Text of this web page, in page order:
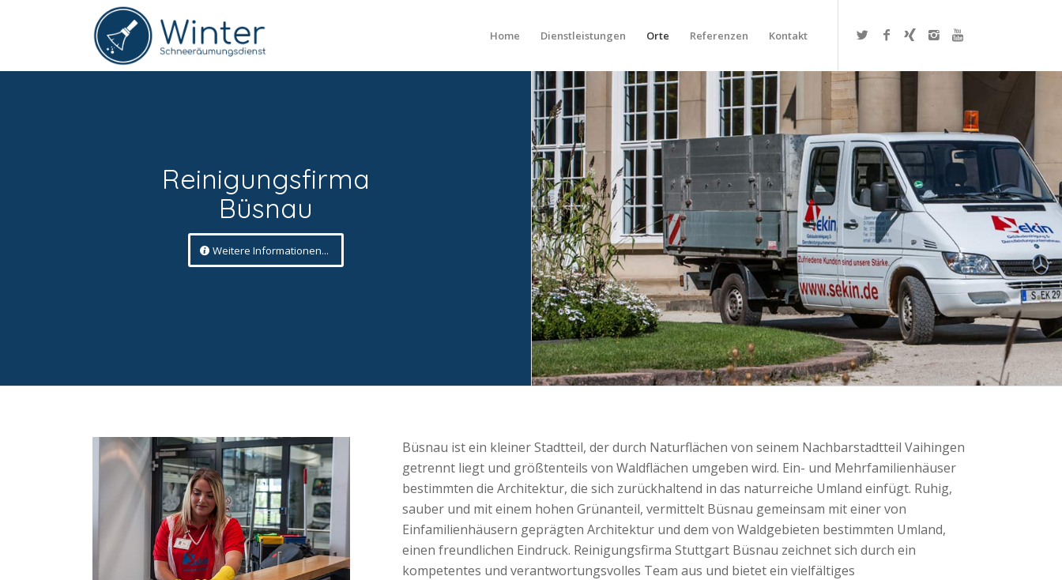
Home Dienstleistungen Orte Referenzen Kontakt
Reinigungsfirma
Büsnau
Weitere Informationen...
Büsnau ist ein kleiner Stadtteil, der durch Naturflächen von seinem Nachbarstadtteil Vaihingen
getrennt liegt und größtenteils von Waldflächen umgeben wird. Ein- und Mehrfamilienhäuser
bestimmten die Architektur, die sich zurückhaltend in das naturreiche Umland einfügt. Ruhig,
sauber und mit einem hohen Grünanteil, vermittelt Büsnau gemeinsam mit einer von
Einfamilienhäusern geprägten Architektur und dem von Waldgebieten bestimmten Umland,
einen freundlichen Eindruck. Reinigungsfirma Stuttgart Büsnau zeichnet sich durch ein
kompetentes und verantwortungsvolles Team aus und bietet ein vielfältiges